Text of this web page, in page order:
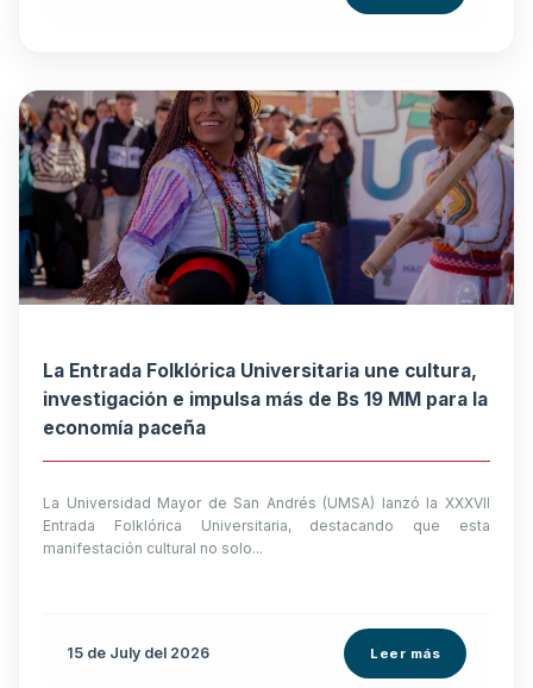
La Entrada Folklórica Universitaria une cultura,
investigación e impulsa más de Bs 19 MM para la
economía paceña
La Universidad Mayor de San Andrés (UMSA) lanzó la XXXVII
Entrada Folklórica Universitaria, destacando que esta
manifestación cultural no solo...
15 de July del 2026 Leer más